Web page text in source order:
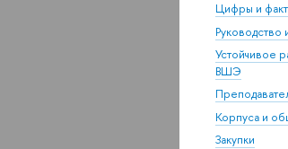
Цифры и
Руководство
Устойчивое
ВШЭ
Корпуса и
Закупки